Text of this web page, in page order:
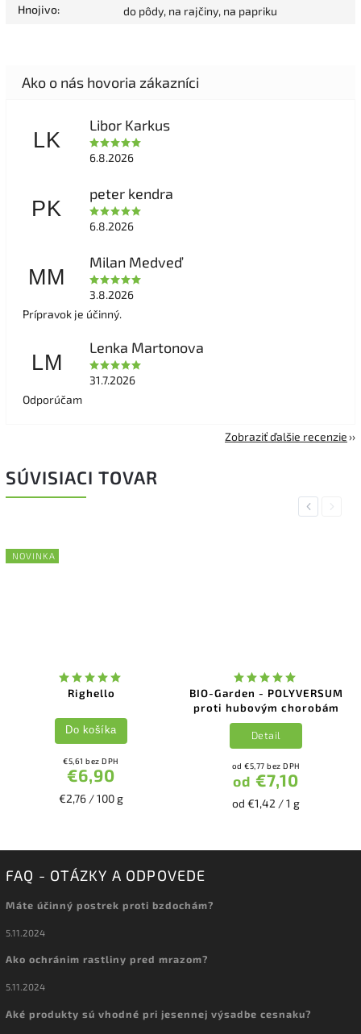
Hnojivo: do pôdy, na rajčiny, na papriku
LK
Libor Karkus
6.8.2026
PK
peter kendra
6.8.2026
MM
Milan Medveď
3.8.2026
Prípravok je účinný.
LM
Lenka Martonova
31.7.2026
Odporúčam
Zobraziť ďalšie recenzie
SÚVISIACI TOVAR
Previous
NOVINKA
Righello
€5,61 bez DPH
€6,90
€2,76 / 100 g
Do košíka
BIO-Garden - POLYVERSUM
proti hubovým chorobám
od €5,77 bez DPH
od €7,10
od €1,42 / 1 g
Detail
Next
FAQ - OTÁZKY A ODPOVEDE
Máte účinný postrek proti bzdochám?
5.11.2024
Ako ochránim rastliny pred mrazom?
5.11.2024
Aké produkty sú vhodné pri jesennej výsadbe cesnaku?